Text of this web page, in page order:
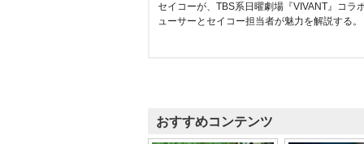
セイコーが、TBS系日曜劇場『VIVANT』コラ
ューサーとセイコー担当者が魅力を解説する。
おすすめコンテンツ